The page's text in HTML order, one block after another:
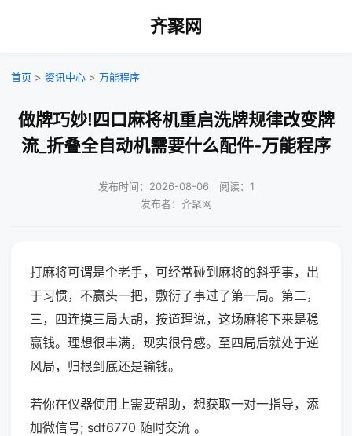
齐聚网
首页 > 资讯中心 > 万能程序
做牌巧妙!四口麻将机重启洗牌规律改变牌
流_折叠全自动机需要什么配件-万能程序
发布时间：2026-08-06｜阅读：1
发布者：齐聚网
打麻将可谓是个老手，可经常碰到麻将的斜乎事，出
于习惯，不赢头一把，敷衍了事过了第一局。第二，
三，四连摸三局大胡，按道理说，这场麻将下来是稳
赢钱。理想很丰满，现实很骨感。至四局后就处于逆
风局，归根到底还是输钱。
若你在仪器使用上需要帮助，想获取一对一指导，添
加微信号; sdf6770 随时交流 。